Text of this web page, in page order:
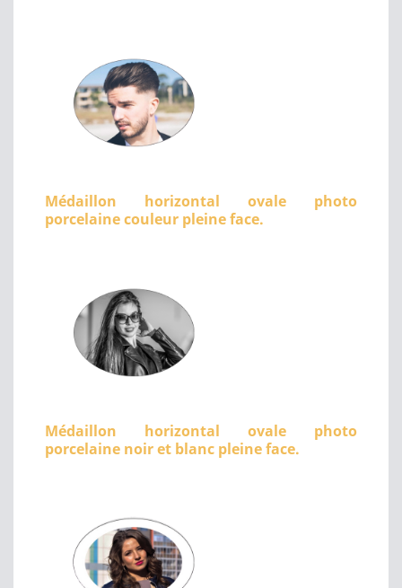
Médaillon horizontal ovale photo
porcelaine couleur pleine face.
Médaillon horizontal ovale photo
porcelaine noir et blanc pleine face.